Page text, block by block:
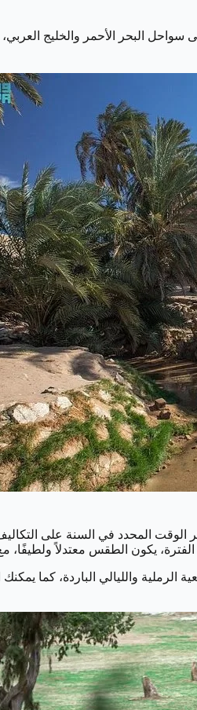
البحر الأحمر والخليج
المحدد في السنة على
الطقس معتدلاً ولطيفًا، مع درجات حرارة
الرملية والليالي الباردة، كما